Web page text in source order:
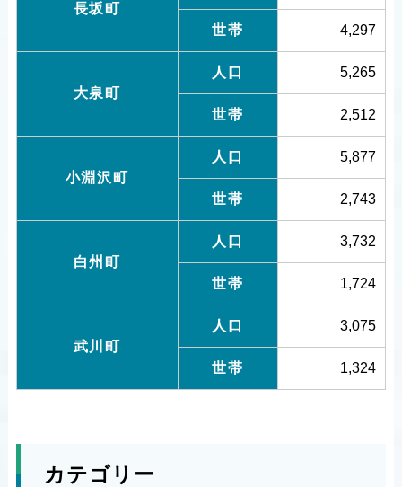
長坂町
世帯 4,297
大泉町
人口 5,265
世帯 2,512
小淵沢町
人口 5,877
世帯 2,743
白州町
人口 3,732
世帯 1,724
武川町
人口 3,075
世帯 1,324
カテゴリー